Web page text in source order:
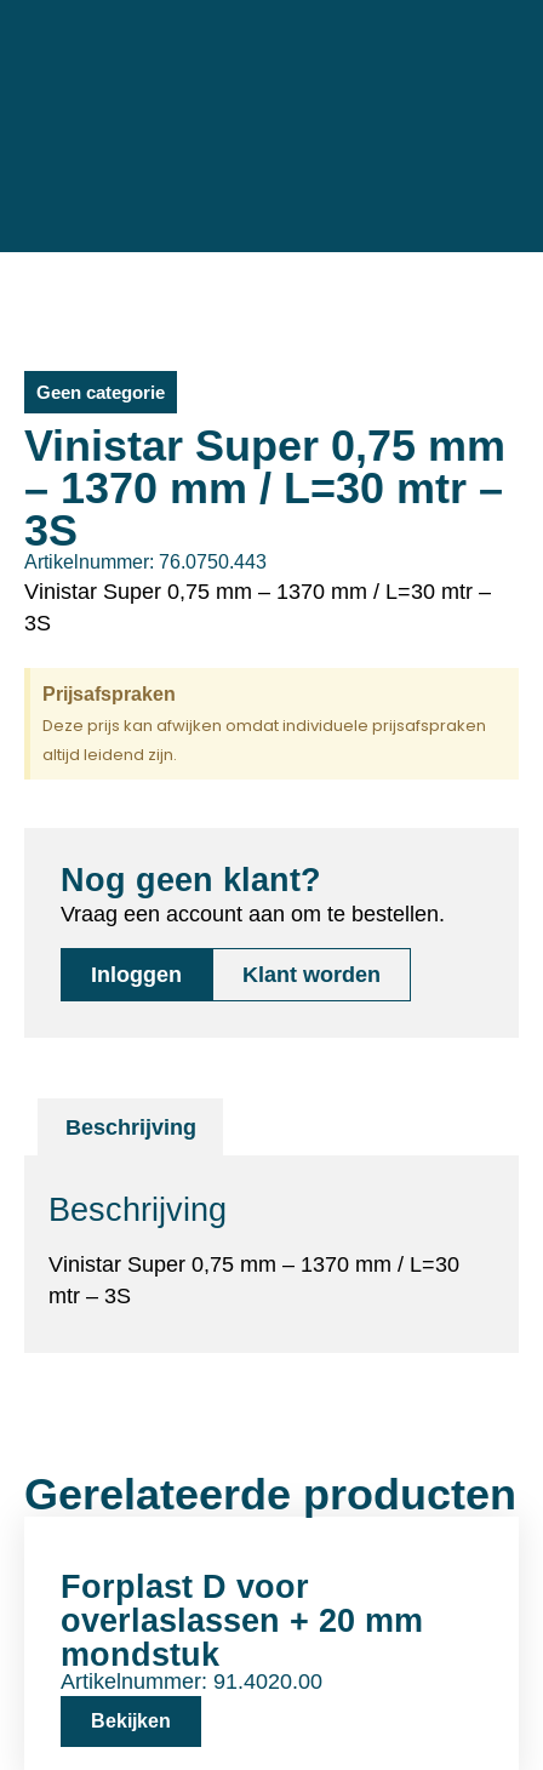
Geen categorie
Vinistar Super 0,75 mm
– 1370 mm / L=30 mtr –
3S
Artikelnummer: 76.0750.443
Vinistar Super 0,75 mm – 1370 mm / L=30 mtr –
3S
Prijsafspraken
Deze prijs kan afwijken omdat individuele prijsafspraken
altijd leidend zijn.
Nog geen klant?
Vraag een account aan om te bestellen.
Inloggen Klant worden
Beschrijving
Beschrijving
Vinistar Super 0,75 mm – 1370 mm / L=30
mtr – 3S
Gerelateerde producten
Forplast D voor
overlaslassen + 20 mm
mondstuk
Artikelnummer: 91.4020.00
Bekijken